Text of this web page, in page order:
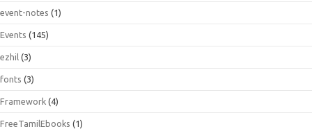
event-notes (1)
Events (145)
ezhil (3)
fonts (3)
Framework (4)
FreeTamilEbooks (1)